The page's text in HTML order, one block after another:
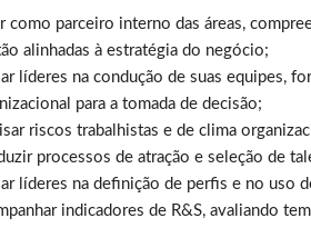
como parceiro interno das áreas,
alinhadas à estratégia do negócio;
líderes na condução de suas equipes,
para a tomada de decisão;
riscos trabalhistas e de clima
processos de atração e seleção de
líderes na definição de perfis e no uso
indicadores de R&S, avaliando